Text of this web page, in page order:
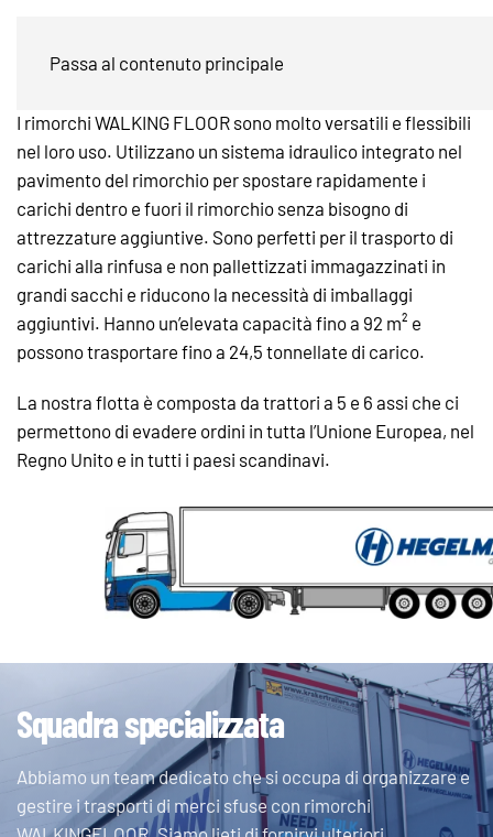
Passa al contenuto principale
Trailer di Walking floor
I rimorchi WALKING FLOOR sono molto versatili e flessibili
nel loro uso. Utilizzano un sistema idraulico integrato nel
pavimento del rimorchio per spostare rapidamente i
carichi dentro e fuori il rimorchio senza bisogno di
attrezzature aggiuntive. Sono perfetti per il trasporto di
carichi alla rinfusa e non pallettizzati immagazzinati in
grandi sacchi e riducono la necessità di imballaggi
aggiuntivi. Hanno un’elevata capacità fino a 92 m² e
possono trasportare fino a 24,5 tonnellate di carico.
La nostra flotta è composta da trattori a 5 e 6 assi che ci
permettono di evadere ordini in tutta l’Unione Europea, nel
Regno Unito e in tutti i paesi scandinavi.
Squadra specializzata
Abbiamo un team dedicato che si occupa di organizzare e
gestire i trasporti di merci sfuse con rimorchi